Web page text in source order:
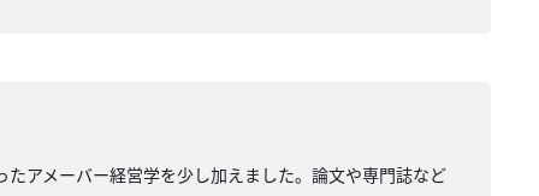
アメーバー経営学を少し加えました。論文や専門誌など